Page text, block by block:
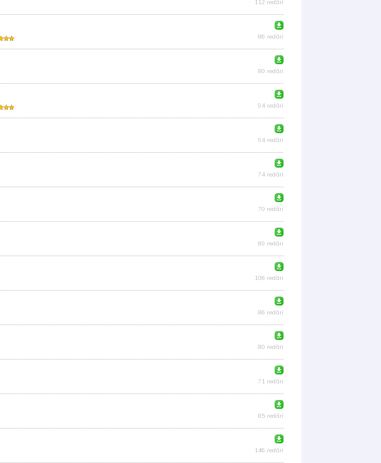
112 redări
86 redări
80 redări
94 redări
94 redări
74 redări
70 redări
89 redări
106 redări
86 redări
80 redări
71 redări
85 redări
146 redări